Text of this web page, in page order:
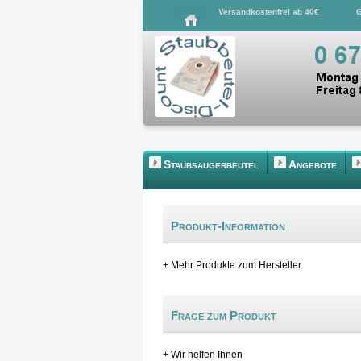
Versandkostenfrei ab 40€
Staubsaugerbeutel Angebote
Produkt-Information
+ Mehr Produkte zum Hersteller
Frage zum Produkt
+ Wir helfen Ihnen